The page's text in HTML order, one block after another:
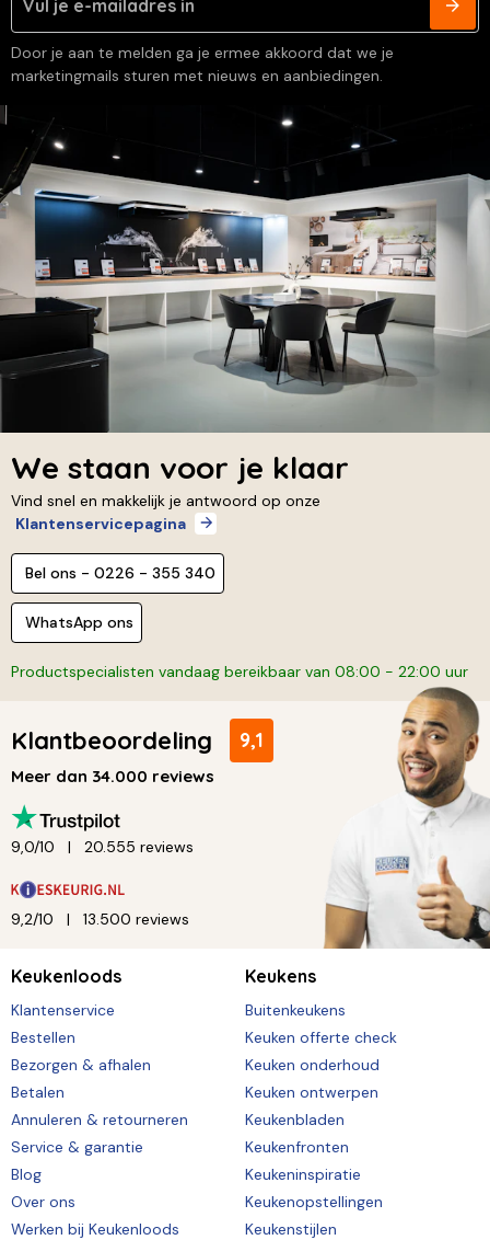
Door je aan te melden ga je ermee akkoord dat we je
marketingmails sturen met nieuws en aanbiedingen.
We staan voor je klaar
Vind snel en makkelijk je antwoord op onze
Klantenservicepagina
Bel ons - 0226 - 355 340
WhatsApp ons
Productspecialisten vandaag bereikbaar van 08:00 - 22:00 uur
Klantbeoordeling 9,1
Meer dan 34.000 reviews
9,0/10 20.555 reviews
9,2/10 13.500 reviews
Keukenloods
Klantenservice
Bestellen
Bezorgen & afhalen
Betalen
Annuleren & retourneren
Service & garantie
Blog
Over ons
Werken bij Keukenloods
Keukens
Buitenkeukens
Keuken offerte check
Keuken onderhoud
Keuken ontwerpen
Keukenbladen
Keukenfronten
Keukeninspiratie
Keukenopstellingen
Keukenstijlen